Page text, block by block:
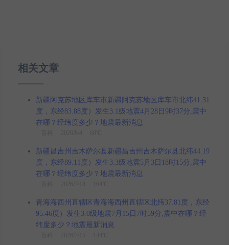
相关文章
新疆阿克苏地区库车市新疆阿克苏地区库车市北纬41.31
度，东经83.88度）发生3.1级地震4月28日9时37分,震中
在哪？经纬度多少？地震最新消息
新疆昌吉州吉木萨尔县新疆昌吉州吉木萨尔县北纬44.19
度，东经89.11度）发生3.3级地震5月3日18时15分,震中
在哪？经纬度多少？地震最新消息
青海海西州直辖区青海海西州直辖区北纬37.81度，东经
95.46度）发生3.0级地震7月15日7时59分,震中在哪？经
纬度多少？地震最新消息